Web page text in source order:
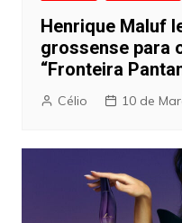
Henrique Maluf
grossense para
“Fronteira
Célio 10 de